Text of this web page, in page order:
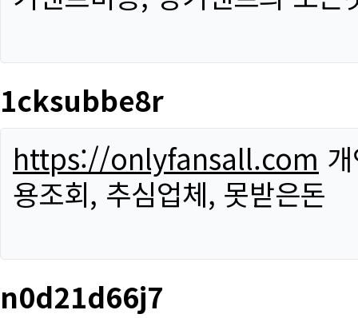
1cksubbe8r
https://onlyfansall.com
용조회, 추심업체, 못받은돈
n0d21d66j7